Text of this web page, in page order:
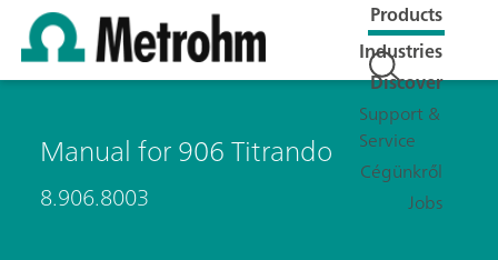
Products
Industries
Discover
Support &
Service
Cégünkről
Jobs
Manual for 906 Titrando
8.906.8003